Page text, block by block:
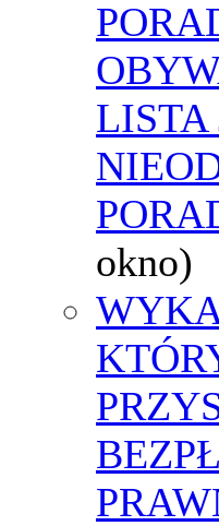
LISTA
okno)